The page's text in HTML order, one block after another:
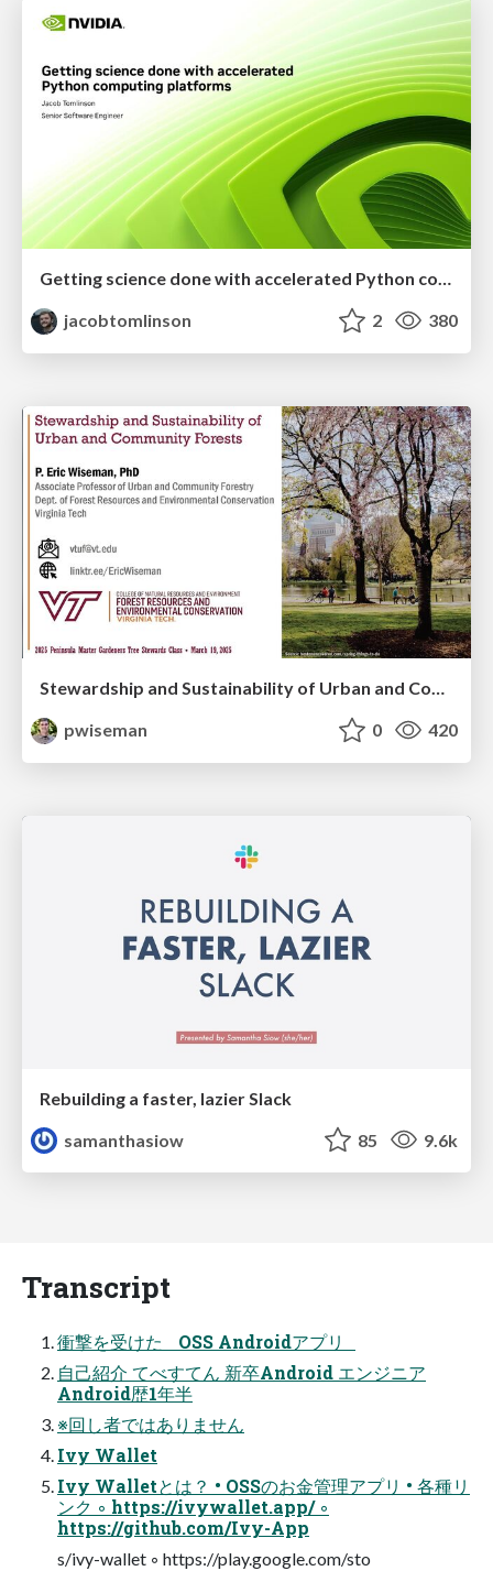
jacobtomlinson
2 380
Stewardship and Sustainability of Urban and Community Forests
pwiseman
0 420
Rebuilding a faster, lazier Slack
samanthasiow
85 9.6k
Transcript
衝撃を受けた OSS Androidアプリ
自己紹介 てべすてん 新卒Android エンジニア
Android歴1年半
※回し者ではありません
Ivy Wallet
Ivy Walletとは？ • OSSのお金管理アプリ • 各種リ
ンク ◦ https://ivywallet.app/ ◦
https://github.com/Ivy-App
s/ivy-wallet ◦ https://play.google.com/sto